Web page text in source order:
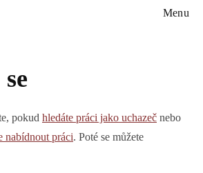
Menu
pokud hledáte práci jako uchazeč nebo
nabídnout práci. Poté se můžete